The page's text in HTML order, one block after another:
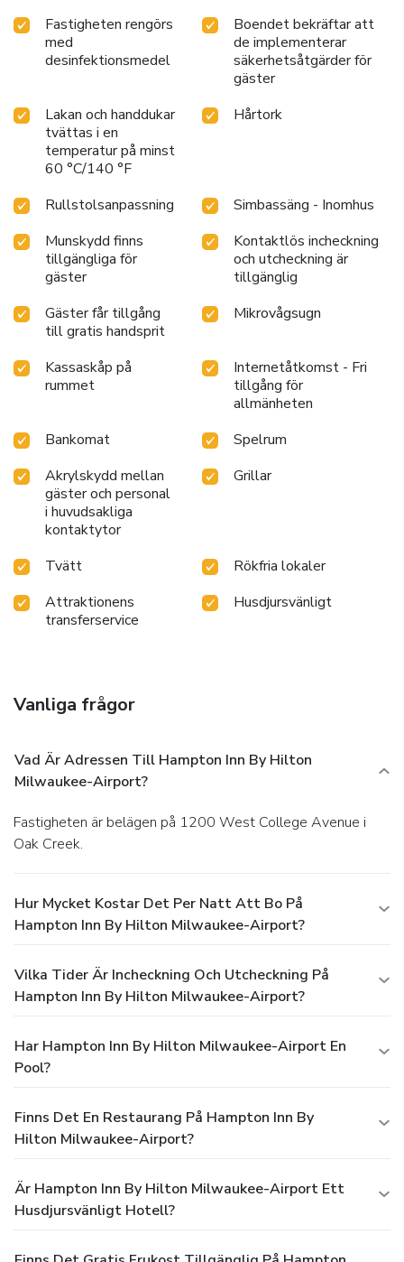
Fastigheten rengörs
med
desinfektionsmedel
Boendet bekräftar att
de implementerar
säkerhetsåtgärder för
gäster
Lakan och handdukar
tvättas i en
temperatur på minst
60 °C/140 °F
Hårtork
Rullstolsanpassning
Simbassäng - Inomhus
Munskydd finns
tillgängliga för
gäster
Kontaktlös incheckning
och utcheckning är
tillgänglig
Gäster får tillgång
till gratis handsprit
Mikrovågsugn
Kassaskåp på
rummet
Internetåtkomst - Fri
tillgång för
allmänheten
Bankomat
Spelrum
Akrylskydd mellan
gäster och personal
i huvudsakliga
kontaktytor
Grillar
Tvätt
Rökfria lokaler
Attraktionens
transferservice
Husdjursvänligt
Vanliga frågor
Vad Är Adressen Till Hampton Inn By Hilton
Milwaukee-Airport?
Fastigheten är belägen på 1200 West College Avenue i
Oak Creek.
Hur Mycket Kostar Det Per Natt Att Bo På
Hampton Inn By Hilton Milwaukee-Airport?
Vilka Tider Är Incheckning Och Utcheckning På
Hampton Inn By Hilton Milwaukee-Airport?
Har Hampton Inn By Hilton Milwaukee-Airport En
Pool?
Finns Det En Restaurang På Hampton Inn By
Hilton Milwaukee-Airport?
Är Hampton Inn By Hilton Milwaukee-Airport Ett
Husdjursvänligt Hotell?